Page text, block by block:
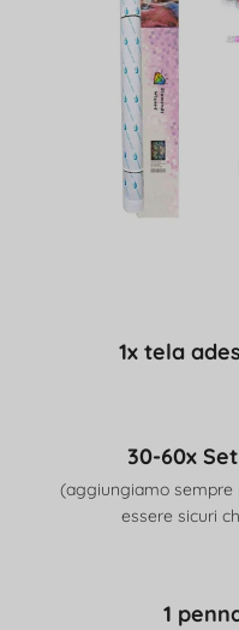
1x tela
30-60x
(aggiungiamo sempre
essere sicuri
1